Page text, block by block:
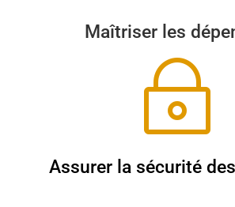
Maîtriser les
~
Assurer la sécurité